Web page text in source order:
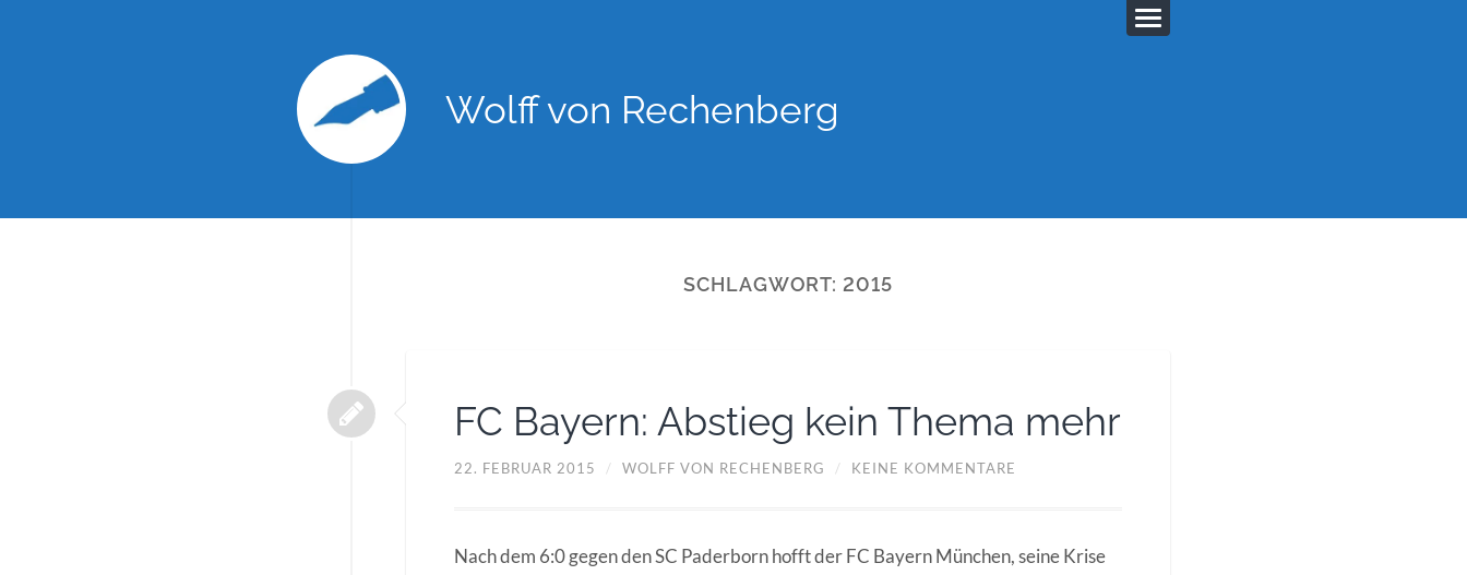
Wolff von Rechenberg
SCHLAGWORT: 2015
FC Bayern: Abstieg kein Thema mehr
22. FEBRUAR 2015 / WOLFF VON RECHENBERG / KEINE KOMMENTARE
Nach dem 6:0 gegen den SC Paderborn hofft der FC Bayern München, seine Krise